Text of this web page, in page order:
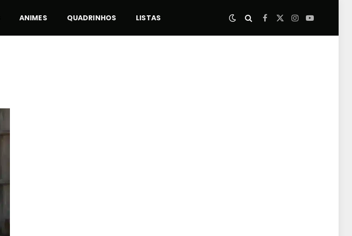
ANIMES QUADRINHOS LISTAS Facebook
X
Instagram
YouTube